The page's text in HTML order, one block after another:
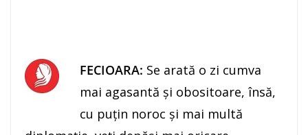
FECIOARA: Se arată o zi cumva
mai agasantă şi obositoare, însă,
cu puţin noroc şi mai multă